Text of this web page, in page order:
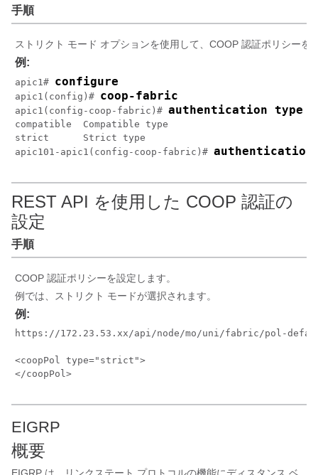
手順
ストリクト モード オプションを使用して、COOP 認証ポリシーを
例:
apic1# configure
apic1(config)#
apic1(config-coop-fabric)#
compatible  Compatible type
strict      Strict type
apic101-apic1(config-coop-fabric)#
REST API を使用した COOP 認証の
設定
手順
COOP 認証ポリシーを設定します。
例では、ストリクト モードが選択されます。
例:
https://172.23.53.xx/api/node/mo/uni/fabric/pol-
<coopPol type="strict">
</coopPol>
EIGRP
概要